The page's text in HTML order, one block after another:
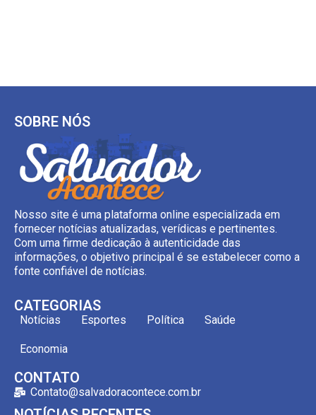
SOBRE NÓS
Nosso site é uma plataforma online especializada em
fornecer notícias atualizadas, verídicas e pertinentes.
Com uma firme dedicação à autenticidade das
informações, o objetivo principal é se estabelecer como a
fonte confiável de notícias.
CATEGORIAS
Notícias Esportes Política Saúde
Economia
CONTATO
Contato@salvadoracontece.com.br